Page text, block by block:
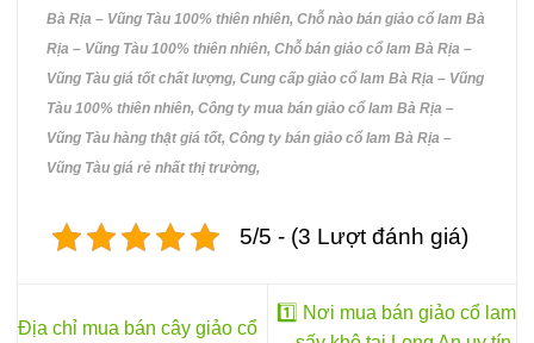
Bà Rịa – Vũng Tàu 100% thiên nhiên, Chỗ nào bán giảo cổ lam Bà
Rịa – Vũng Tàu 100% thiên nhiên, Chỗ bán giảo cổ lam Bà Rịa –
Vũng Tàu giá tốt chất lượng, Cung cấp giảo cổ lam Bà Rịa – Vũng
Tàu 100% thiên nhiên, Công ty mua bán giảo cổ lam Bà Rịa –
Vũng Tàu hàng thật giá tốt, Công ty bán giảo cổ lam Bà Rịa –
Vũng Tàu giá rẻ nhất thị trường,
5/5 - (3 Lượt đánh giá)
Địa chỉ mua bán cây giảo cổ
1️⃣ Nơi mua bán giảo cổ lam